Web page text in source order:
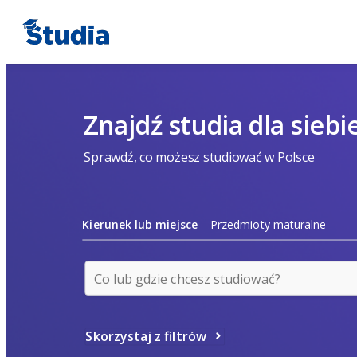
Znajdź studia dla
Sprawdź, co możesz studiować w Polsce
Kierunek lub miejsce Przedmioty maturalne
Skorzystaj z filtrów